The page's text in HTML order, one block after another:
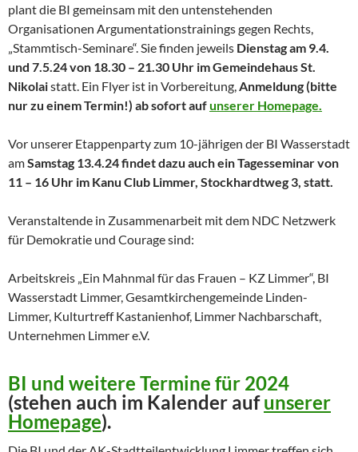
plant die BI gemeinsam mit den untenstehenden
Organisationen Argumentationstrainings gegen Rechts,
„Stammtisch-Seminare“. Sie finden jeweils Dienstag am 9.4.
und 7.5.24 von 18.30 – 21.30 Uhr im Gemeindehaus St.
Nikolaistatt. Ein Flyer ist in Vorbereitung,Anmeldung (bitte
nur zu einem Termin!) ab sofort aufunserer Homepage.
Vor unserer Etappenparty zum 10-jährigen der BI Wasserstadt
amSamstag 13.4.24 findet dazu auch ein Tagesseminar von
11 – 16 Uhr im Kanu Club Limmer, Stockhardtweg 3, statt.
Veranstaltende in Zusammenarbeit mit dem NDC Netzwerk
für Demokratie und Courage sind:
Arbeitskreis „Ein Mahnmal für das Frauen – KZ Limmer“, BI
Wasserstadt Limmer, Gesamtkirchengemeinde Linden-
Limmer, Kulturtreff Kastanienhof, Limmer Nachbarschaft,
Unternehmen Limmer e.V.
BI und weitere Termine für 2024
(stehen auch im Kalender aufunserer
Homepage).